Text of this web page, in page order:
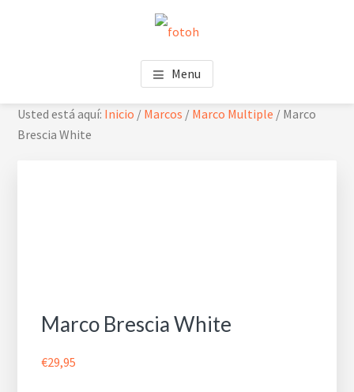
Menu
Usted está aquí: Inicio / Marcos / Marco Multiple / Marco
Brescia White
Marco Brescia White
€29,95